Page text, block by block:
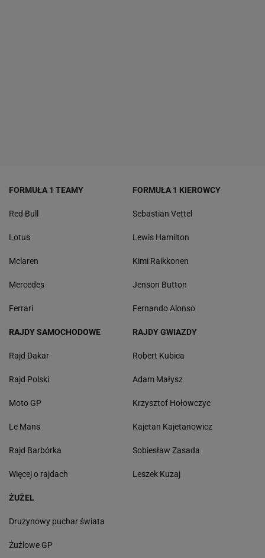
FORMUŁA 1 TEAMY
Red Bull
Lotus
Mclaren
Mercedes
Ferrari
FORMUŁA 1 KIEROWCY
Sebastian Vettel
Lewis Hamilton
Kimi Raikkonen
Jenson Button
Fernando Alonso
RAJDY SAMOCHODOWE
Rajd Dakar
Rajd Polski
Moto GP
Le Mans
Rajd Barbórka
Więcej o rajdach
RAJDY GWIAZDY
Robert Kubica
Adam Małysz
Krzysztof Hołowczyc
Kajetan Kajetanowicz
Sobiesław Zasada
Leszek Kuzaj
ŻUŻEL
Drużynowy puchar świata
Żużlowe GP